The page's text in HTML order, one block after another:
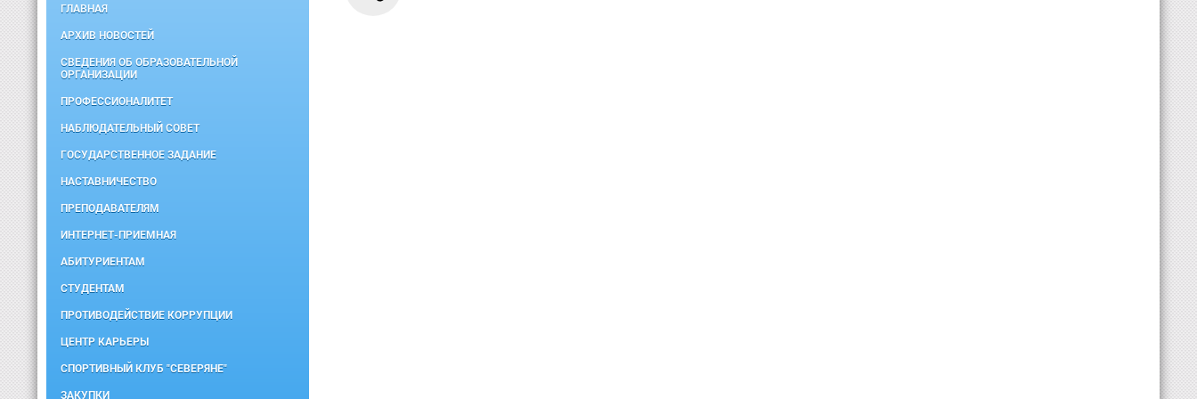
ГЛАВНАЯ
АРХИВ НОВОСТЕЙ
СВЕДЕНИЯ ОБ ОБРАЗОВАТЕЛЬНОЙ
ОРГАНИЗАЦИИ
ПРОФЕССИОНАЛИТЕТ
НАБЛЮДАТЕЛЬНЫЙ СОВЕТ
ГОСУДАРСТВЕННОЕ ЗАДАНИЕ
НАСТАВНИЧЕСТВО
ПРЕПОДАВАТЕЛЯМ
ИНТЕРНЕТ-ПРИЕМНАЯ
АБИТУРИЕНТАМ
СТУДЕНТАМ
ПРОТИВОДЕЙСТВИЕ КОРРУПЦИИ
ЦЕНТР КАРЬЕРЫ
СПОРТИВНЫЙ КЛУБ "СЕВЕРЯНЕ"
ЗАКУПКИ